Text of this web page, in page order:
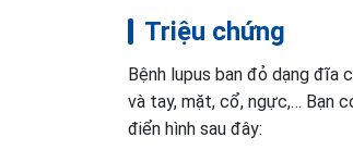
Triệu chứng
Bệnh lupus ban đỏ dạng
và tay, mặt, cổ, ngực,… Bạn
điển hình sau đây: